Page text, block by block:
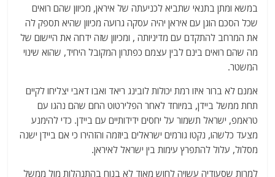
במשא ומתן בתנאי שתביא לכניעתה של איראן, מכיוון שהם רואים
שכל הסכם הוגן עם איראן יהיה עסקה גרועה מכיוון שהיא תספק לה
את המרחב להתקדם עם מדיניותה , ומכיוון שזה ידחה את היישום של
מה שהם רואים בינם לבין עצמם כפתרון המקובל היחיד, שהוא שינוי
המשטר.
אמנם לא ברור איזו רמת יכולות לובינג ריאד ואבו דאבי יצליחו לקיים
תחת ממשל ביידן, במיוחד לאחר הפלירטוט החם שהם נהגו עם
טראמפ, ישראל תשמור על יחסים ידידותיים עם ביידן. כדי להימנע
מצעד כלשהו, ​​נקטו גורמים ישראלים ביוזמה והזהירו כי אם ביידן ישנה
מסלול, עלול להתפרץ עימות בין ישראל לאיראן.
למרות שסעודיה עשויה לחוש מאוד לא בנוח בהתנהלות מול ממשל